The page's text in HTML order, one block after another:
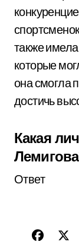
также
которые
она смогла
достичь
Какая
Ответ